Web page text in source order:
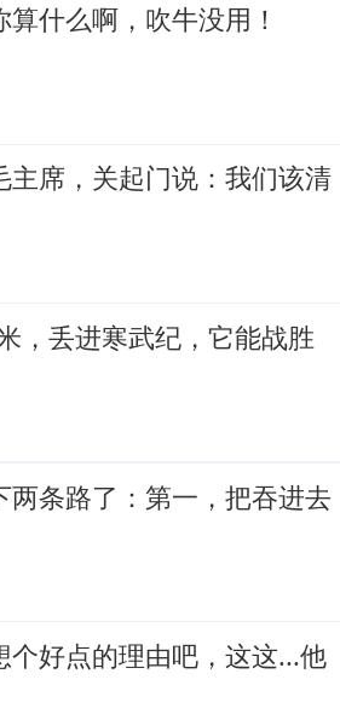
什么啊，吹牛没用！
席，关起门说：我们该清
，丢进寒武纪，它能战胜
条路了：第一，把吞进去
好点的理由吧，这这...他